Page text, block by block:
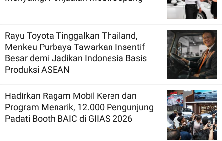
Rayu Toyota Tinggalkan Thailand,
Menkeu Purbaya Tawarkan Insentif
Besar demi Jadikan Indonesia Basis
Produksi ASEAN
Hadirkan Ragam Mobil Keren dan
Program Menarik, 12.000 Pengunjung
Padati Booth BAIC di GIIAS 2026